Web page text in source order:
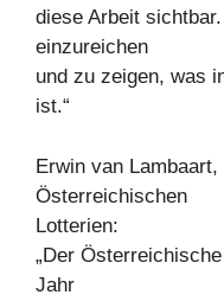
diese Arbeit
einzureichen
und zu zeigen, was
ist.“
Erwin van
Österreichischen
Lotterien:
„Der
Jahr